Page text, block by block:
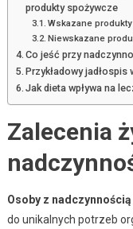
produkty spożywcze
Wskazane
Niewskazane
Co jeść przy
Przykładowy
Jak dieta wpływa na
Zalecenia
Osoby z
do unikalnych potrzeb